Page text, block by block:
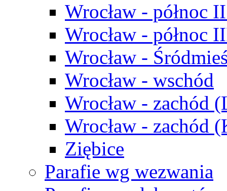
Wrocław - północ
Wrocław - północ
Wrocław -
Wrocław - wschód
Wrocław - zachód
Wrocław - zachód
Ziębice
Parafie wg wezwania